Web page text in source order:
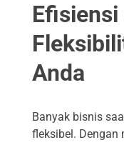
Efisiensi
Anda
Banyak bisnis
fleksibel. Dengan